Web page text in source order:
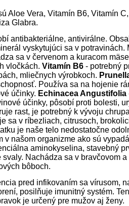
Aloe Vera, Vitamín B6, Vitamín
Glabra.
antibakteriálne, antivirálne.
vyskytujúci sa v potravinách.
sa v červenom a kuracom
vločkách. Vitamín B6 - potrebný
mliečnych výrobkoch.
Používa sa na hojenie
účinky. Echinacea Angustifolia
účinky, pôsobí proti bolesti,
rast, je potrebný k vývoju
sa v ríbezliach, citrusoch,
je naše telo nedostatočne
našom organizme ako sú
aminokyselina, stavebný
Nachádza sa v bravčovom
bôboch.
pred infikovaním sa vírusom,
posilňuje imunitný systém.
je určený pre mužov aj ženy.